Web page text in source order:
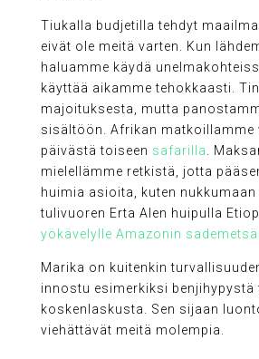
Tiukalla budjetilla tehdyt
eivät ole meitä varten. Kun
haluamme käydä
käyttää aikamme tehokkaasti.
majoituksesta, mutta
sisältöön. Afrikan matkoillamme
päivästä toiseen safarilla
.
mielellämme retkistä, jotta
huimia asioita, kuten nukkumaan
tulivuoren Erta Alen huipulla
yökävelylle Amazonin
Marika on kuitenkin
innostu esimerkiksi benjihypystä
koskenlaskusta. Sen sijaan
viehättävät meitä molempia.